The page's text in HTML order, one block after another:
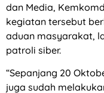
dan Media,
kegiatan tersebut
aduan masyarakat,
patroli siber.
“Sepanjang 20
juga sudah